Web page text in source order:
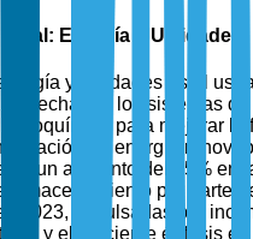
Energía y Utilidades
y utilidades es el
los sistemas de
para mejorar la
de energía
un aumento del 35% en
almacenamiento por parte
2023, impulsadas por
y el creciente énfasis